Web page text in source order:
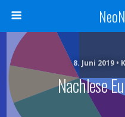
8. Juni 2019
Nachlese